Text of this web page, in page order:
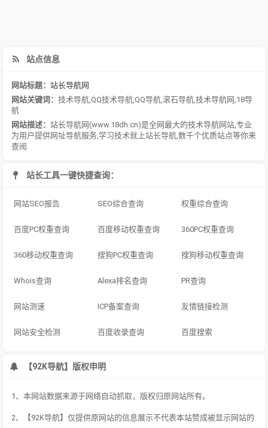
站点信息
网站标题： 站长导航网
网站关键词： 技术导航 QQ技术导航 QQ导航 滚石导航 技术导航网 18导
航
网站描述： 站长导航网(www.18dh.cn)是全网最大的技术导航网站,专业
为用户提供网址导航服务,学习技术就上站长导航,数千个优质站点等你来
查阅
站长工具一键快捷查询：
网站SEO报告 SEO综合查询 权重综合查询
百度PC权重查询 百度移动权重查询 360PC权重查询
360移动权重查询 搜狗PC权重查询 搜狗移动权重查询
Whois查询 Alexa排名查询 PR查询
网站测速 ICP备案查询 友情链接检测
网站安全检测 百度收录查询 百度搜索
【92K导航】版权申明
1、本网站数据来源于网络自动抓取，版权归原网站所有。
2、【92K导航】仅提供原网站的信息展示不代表本站赞成被显示网站的